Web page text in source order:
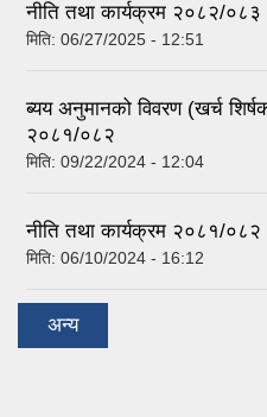
नीति तथा कार्यक्रम २०८२/०८३
मिति: 06/27/2025 - 12:51
ब्यय अनुमानको विवरण (खर्च
२०८१/०८२
मिति: 09/22/2024 - 12:04
नीति तथा कार्यक्रम २०८१/०८२
मिति: 06/10/2024 - 16:12
अन्य